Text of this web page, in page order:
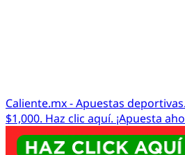
Caliente.mx - Apuestas
$1,000. Haz clic aquí. ¡Apuesta